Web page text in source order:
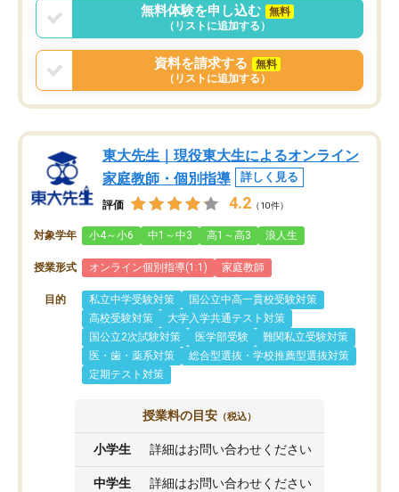
無料体験を申し込む
無料
（リストに追加する）
資料を請求する
無料
（リストに追加する）
東大先生｜現役東大生によるオンライン
家庭教師・個別指導
詳しく見る
評価 4.2 （10件）
対象学年 小4～小6 中1～中3 高1～高3 浪人生
授業形式 オンライン個別指導(1:1) 家庭教師
目的 私立中学受験対策
国公立中高一貫校受験対策
高校受験対策
大学入学共通テスト対策
国公立2次試験対策
医学部受験
難関私立受験対策
医・歯・薬系対策
総合型選抜・学校推薦型選抜対策
定期テスト対策
授業料の目安 （税込）
小学生 詳細はお問い合わせください
中学生 詳細はお問い合わせください